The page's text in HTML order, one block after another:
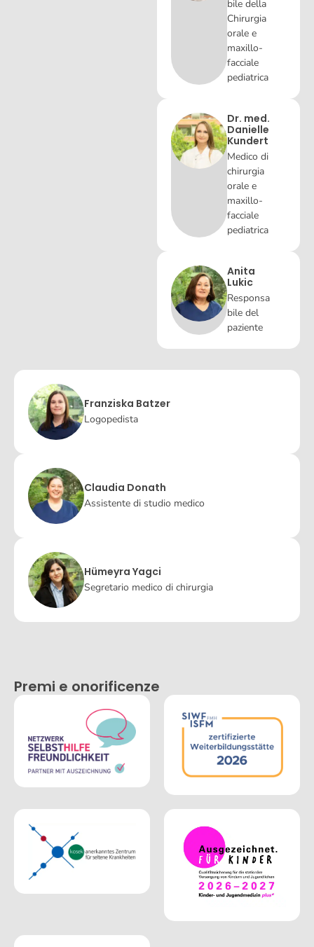
bile della
Chirurgia
orale e
maxillo-
facciale
pediatrica
Dr. med.
Danielle
Kundert
Medico di
chirurgia
orale e
maxillo-
facciale
pediatrica
Anita
Lukic
Responsa
bile del
paziente
Franziska Batzer
Logopedista
Claudia Donath
Assistente di studio medico
Hümeyra Yagci
Segretario medico di chirurgia
Premi e onorificenze